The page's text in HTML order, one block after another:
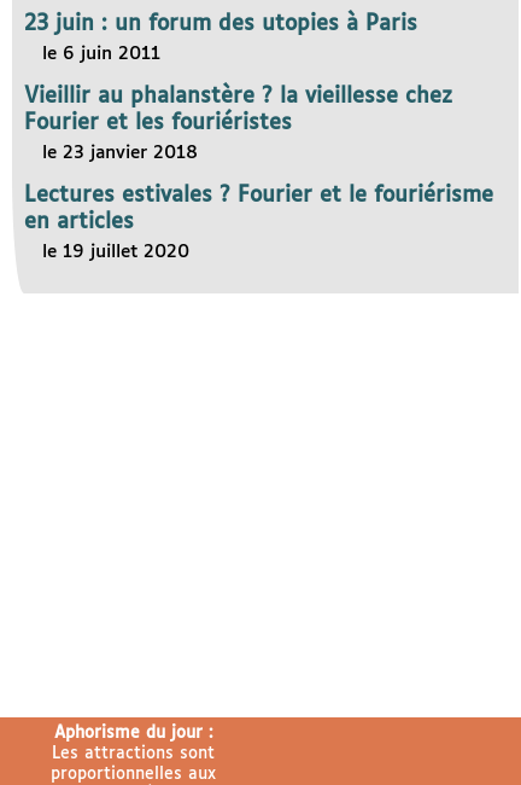
23 juin : un forum des utopies à Paris
le 6 juin 2011
Vieillir au phalanstère ? la vieillesse chez
Fourier et les fouriéristes
le 23 janvier 2018
Lectures estivales ? Fourier et le fouriérisme
en articles
le 19 juillet 2020
Aphorisme du jour :
Les attractions sont
proportionnelles aux